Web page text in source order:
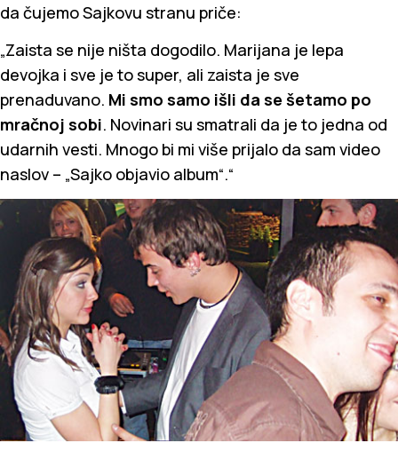
da čujemo Sajkovu stranu priče:
„Zaista se nije ništa dogodilo. Marijana je lepa
devojka i sve je to super, ali zaista je sve
prenaduvano. Mi smo samo išli da se šetamo po
mračnoj sobi. Novinari su smatrali da je to jedna od
udarnih vesti. Mnogo bi mi više prijalo da sam video
naslov – „Sajko objavio album“.“